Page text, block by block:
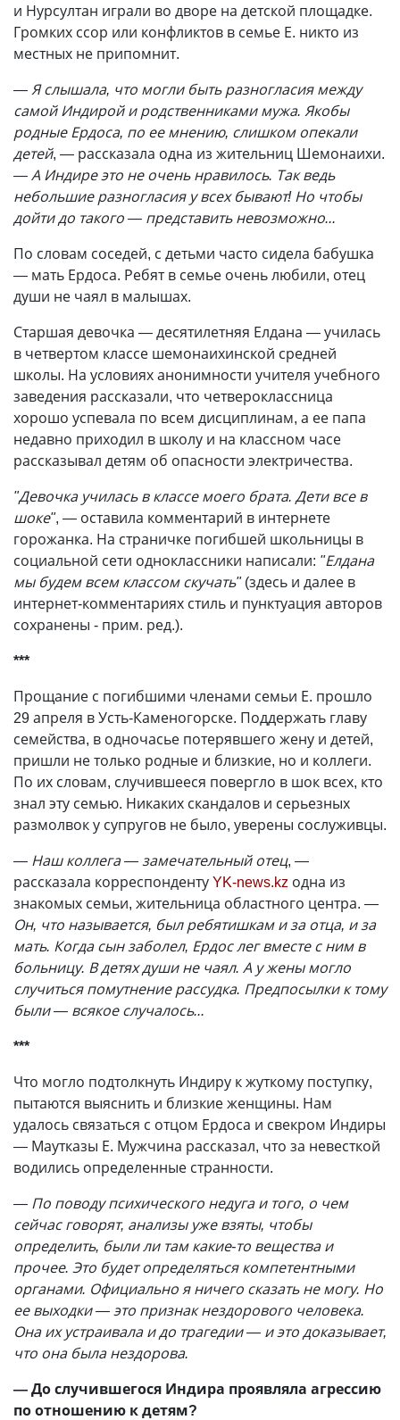
и Нурсултан играли во дворе на детской площадке.
Громких ссор или конфликтов в семье Е. никто из
местных не припомнит.
— Я слышала, что могли быть разногласия между
самой Индирой и родственниками мужа. Якобы
родные Ердоса, по ее мнению, слишком опекали
детей, — рассказала одна из жительниц Шемонаихи.
— А Индире это не очень нравилось. Так ведь
небольшие разногласия у всех бывают! Но чтобы
дойти до такого — представить невозможно...
По словам соседей, с детьми часто сидела бабушка
— мать Ердоса. Ребят в семье очень любили, отец
души не чаял в малышах.
Старшая девочка — десятилетняя Елдана — училась
в четвертом классе шемонаихинской средней
школы. На условиях анонимности учителя учебного
заведения рассказали, что четвероклассница
хорошо успевала по всем дисциплинам, а ее папа
недавно приходил в школу и на классном часе
рассказывал детям об опасности электричества.
"Девочка училась в классе моего брата. Дети все в
шоке", — оставила комментарий в интернете
горожанка. На страничке погибшей школьницы в
социальной сети одноклассники написали: "Елдана
мы будем всем классом скучать"(здесь и далее в
интернет-комментариях стиль и пунктуация авторов
сохранены - прим. ред.).
***
Прощание с погибшими членами семьи Е. прошло
29 апреля в Усть-Каменогорске. Поддержать главу
семейства, в одночасье потерявшего жену и детей,
пришли не только родные и близкие, но и коллеги.
По их словам, случившееся повергло в шок всех, кто
знал эту семью. Никаких скандалов и серьезных
размолвок у супругов не было, уверены сослуживцы.
— Наш коллега — замечательный отец, —
рассказала корреспондентуYK-news.kz одна из
знакомых семьи, жительница областного центра. —
Он, что называется, был ребятишкам и за отца, и за
мать. Когда сын заболел, Ердос лег вместе с ним в
больницу. В детях души не чаял. А у жены могло
случиться помутнение рассудка. Предпосылки к тому
были — всякое случалось...
***
Что могло подтолкнуть Индиру к жуткому поступку,
пытаются выяснить и близкие женщины. Нам
удалось связаться с отцом Ердоса и свекром Индиры
— Маутказы Е. Мужчина рассказал, что за невесткой
водились определенные странности.
— По поводу психического недуга и того, о чем
сейчас говорят, анализы уже взяты, чтобы
определить, были ли там какие-то вещества и
прочее. Это будет определяться компетентными
органами. Официально я ничего сказать не могу. Но
ее выходки — это признак нездорового человека.
Она их устраивала и до трагедии — и это доказывает,
что она была нездорова.
— До случившегося Индира проявляла агрессию
по отношению к детям?